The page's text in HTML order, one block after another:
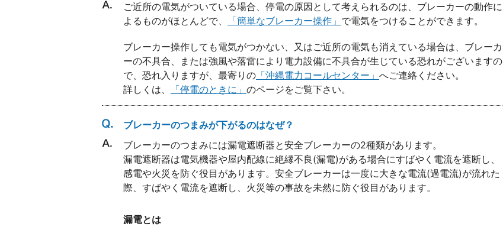
ご近所の電気がついている場合、停電の原因として考えられるのは、ブレーカーの動作に
よるものがほとんどで、
「簡単なブレーカー操作」 で電気をつけることができます。
ブレーカー操作しても電気がつかない、又はご近所の電気も消えている場合は、ブレーカ
ーの不具合、または強風や落雷により電力設備に不具合が生じている恐れがございますの
で、恐れ入りますが、最寄りの 「沖縄電力コールセンター」 へご連絡ください。
詳しくは、
「停電のときに」 のページをご覧下さい。
ブレーカーのつまみが下がるのはなぜ？
ブレーカーのつまみには漏電遮断器と安全ブレーカーの2種類があります。
漏電遮断器は電気機器や屋内配線に絶縁不良(漏電)がある場合にすばやく電流を遮断し、
感電や火災を防ぐ役目があります。安全ブレーカーは一度に大きな電流(過電流)が流れた
際、すばやく電流を遮断し、火災等の事故を未然に防ぐ役目があります。
漏電とは